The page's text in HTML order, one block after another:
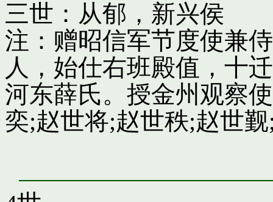
三世：从郁，新兴侯
注：赠昭信军节度使兼
人，始仕右班殿值，十
河东薛氏。授金州观察
奕;赵世将;赵世秩;赵世